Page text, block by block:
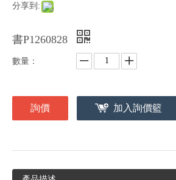
分享到:
書P1260828
數量：
詢價 加入詢價籃